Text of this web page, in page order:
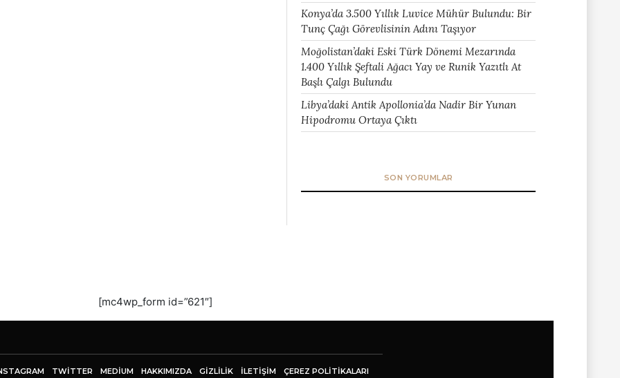
Konya’da 3.500 Yıllık Luvice Mühür Bulundu: Bir
Tunç Çağı Görevlisinin Adını Taşıyor
Moğolistan’daki Eski Türk Dönemi Mezarında
1.400 Yıllık Şeftali Ağacı Yay ve Runik Yazıtlı At
Başlı Çalgı Bulundu
Libya’daki Antik Apollonia’da Nadir Bir Yunan
Hipodromu Ortaya Çıktı
SON YORUMLAR
[mc4wp_form id=”621″]
TWITTER MEDIUM HAKKIMIZDA GİZLİLİK İLETIŞIM ÇEREZ POLITIKALARI